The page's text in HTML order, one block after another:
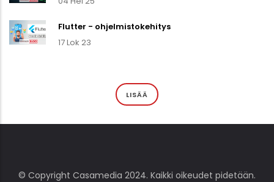
Flutter - ohjelmistokehitys
17 Lok 23
LISÄÄ
© Copyright Casamedia 2024. Kaikki oikeudet pidetään.